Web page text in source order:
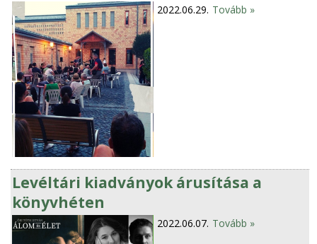
2022.06.29. Tovább »
Levéltári kiadványok árusítása a
könyvhéten
2022.06.07. Tovább »